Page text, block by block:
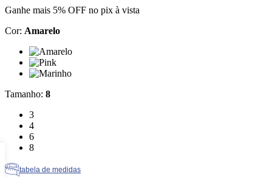
Ganhe mais 5% OFF no pix à vista
Cor: Amarelo
Cor: Amarelo
Cor: Pink
Cor: Marinho
Tamanho: 8
Tamanho: 3
3
Tamanho: 4
4
Tamanho: 6
6
Tamanho: 8
8
tabela de medidas